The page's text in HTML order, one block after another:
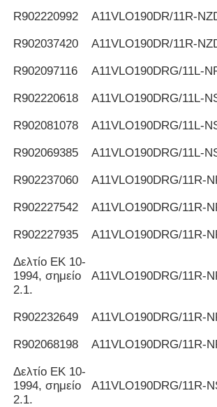
R902220992 Α11VLO190DR/11R-
R902037420 Α11VLO190DR/11R-
R902097116 Α11VLO190DRG/11L-
R902220618 Α11VLO190DRG/11L-
R902081078 Α11VLO190DRG/11L-
R902069385 Α11VLO190DRG/11L-
R902237060 Α11VLO190DRG/11R-
R902227542 Α11VLO190DRG/11R-
R902227935 Α11VLO190DRG/11R-
Δελτίο ΕΚ 10-
1994, σημείο
2.1.
Α11VLO190DRG/11R-
R902232649 Α11VLO190DRG/11R-
R902068198 Α11VLO190DRG/11R-
Δελτίο ΕΚ 10-
1994, σημείο
2.1.
Α11VLO190DRG/11R-